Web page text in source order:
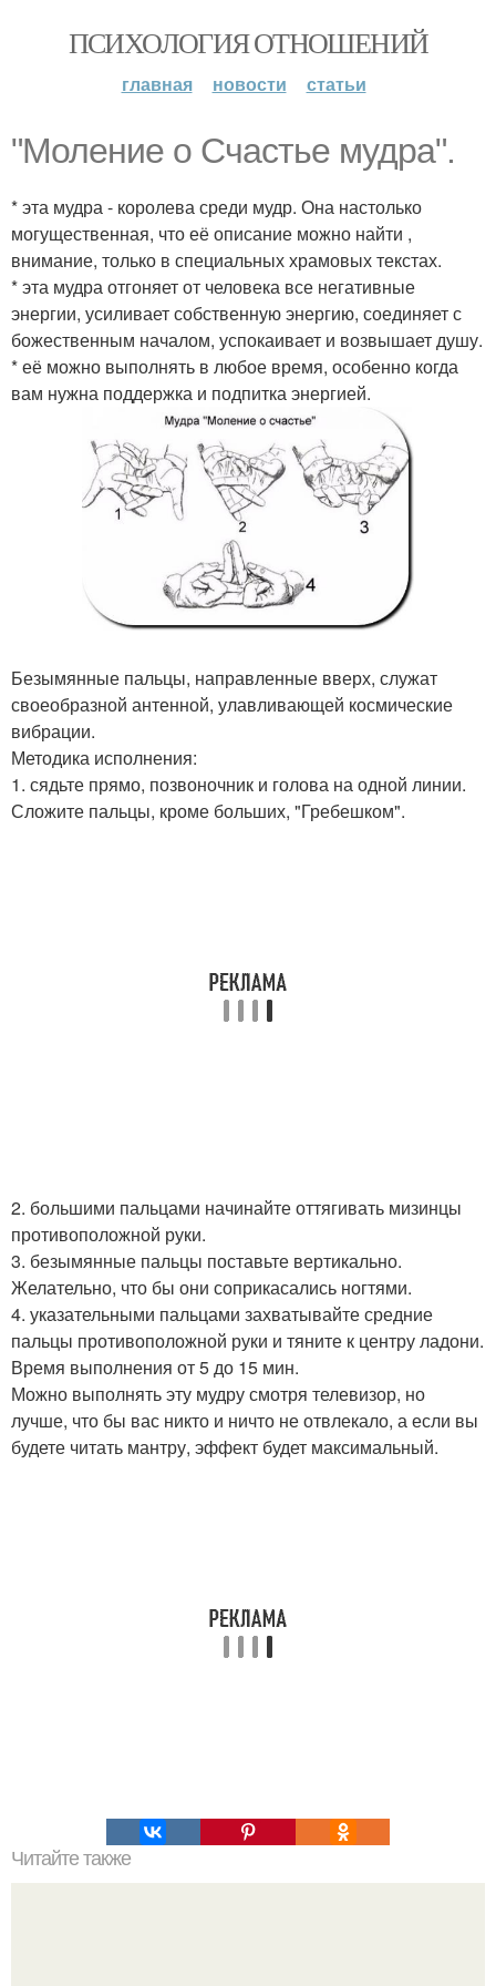
ПСИХОЛОГИЯ ОТНОШЕНИЙ
главная новости статьи
"Моление о Счастье мудра".
* эта мудра - королева среди мудр. Она настолько
могущественная, что её описание можно найти ,
внимание, только в специальных храмовых текстах.
* эта мудра отгоняет от человека все негативные
энергии, усиливает собственную энергию, соединяет с
божественным началом, успокаивает и возвышает душу.
* её можно выполнять в любое время, особенно когда
вам нужна поддержка и подпитка энергией.
Безымянные пальцы, направленные вверх, служат
своеобразной антенной, улавливающей космические
вибрации.
Методика исполнения:
1. сядьте прямо, позвоночник и голова на одной линии.
Сложите пальцы, кроме больших, "Гребешком".
2. большими пальцами начинайте оттягивать мизинцы
противоположной руки.
3. безымянные пальцы поставьте вертикально.
Желательно, что бы они соприкасались ногтями.
4. указательными пальцами захватывайте средние
пальцы противоположной руки и тяните к центру ладони.
Время выполнения от 5 до 15 мин.
Можно выполнять эту мудру смотря телевизор, но
лучше, что бы вас никто и ничто не отвлекало, а если вы
будете читать мантру, эффект будет максимальный.
Читайте также